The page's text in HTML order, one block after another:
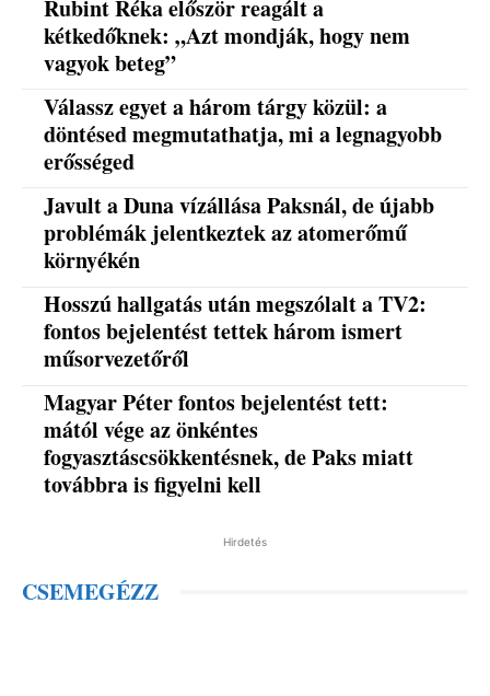
Rubint Réka először reagált a
kétkedőknek: „Azt mondják, hogy nem
vagyok beteg”
Válassz egyet a három tárgy közül: a
döntésed megmutathatja, mi a legnagyobb
erősséged
Javult a Duna vízállása Paksnál, de újabb
problémák jelentkeztek az atomerőmű
környékén
Hosszú hallgatás után megszólalt a TV2:
fontos bejelentést tettek három ismert
műsorvezetőről
Magyar Péter fontos bejelentést tett:
mától vége az önkéntes
fogyasztáscsökkentésnek, de Paks miatt
továbbra is figyelni kell
Hirdetés
CSEMEGÉZZ